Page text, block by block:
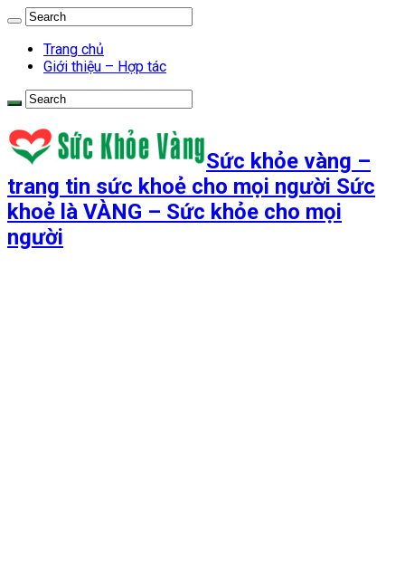
Trang chủ
Giới thiệu – Hợp tác
Sức khỏe vàng –
trang tin sức khoẻ cho mọi người Sức
khoẻ là VÀNG – Sức khỏe cho mọi
người